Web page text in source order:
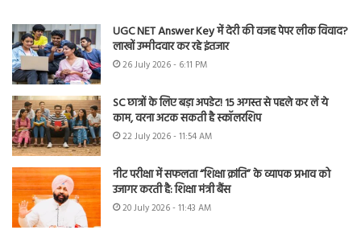
UGC NET Answer Key में देरी की वजह पेपर लीक विवाद?
लाखों उम्मीदवार कर रहे इंतजार
26 July 2026 - 6:11 PM
SC छात्रों के लिए बड़ा अपडेट! 15 अगस्त से पहले कर लें ये
काम, वरना अटक सकती है स्कॉलरशिप
22 July 2026 - 11:54 AM
नीट परीक्षा में सफलता “शिक्षा क्रांति” के व्यापक प्रभाव को
उजागर करती है: शिक्षा मंत्री बैंस
20 July 2026 - 11:43 AM